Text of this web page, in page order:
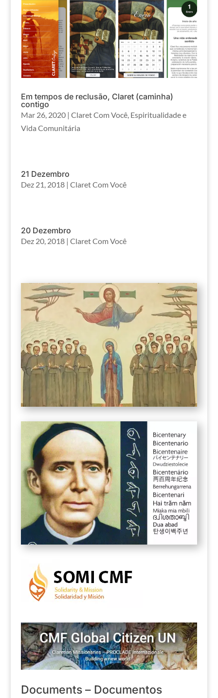
Em tempos de reclusão, Claret (caminha)
contigo
Mar 26, 2020| Claret Com Você, Espiritualidade e
Vida Comunitária
21 Dezembro
Dez 21, 2018| Claret Com Você
20 Dezembro
Dez 20, 2018| Claret Com Você
Documents – Documentos